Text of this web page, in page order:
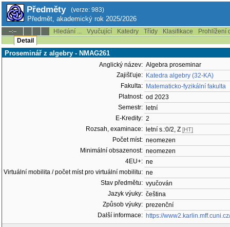
Předměty (verze: 983)
Předmět, akademický rok 2025/2026
--:-- Hledání ... Vyučující Katedry Třídy Klasifikace
Prohlížení
Detail
Proseminář z algebry - NMAG261
Anglický název: Algebra proseminar
Zajišťuje: Katedra algebry (32-KA)
Fakulta: Matematicko-fyzikální fakulta
Platnost: od 2023
Semestr:
letní
E-Kredity: 2
Rozsah, examinace:
letní s.:0/2, Z [HT]
Počet míst: neomezen
Minimální obsazenost: neomezen
4EU+: ne
Virtuální mobilita / počet míst pro virtuální mobilitu: ne
Stav předmětu: vyučován
Jazyk výuky: čeština
Způsob výuky: prezenční
Další informace: https://